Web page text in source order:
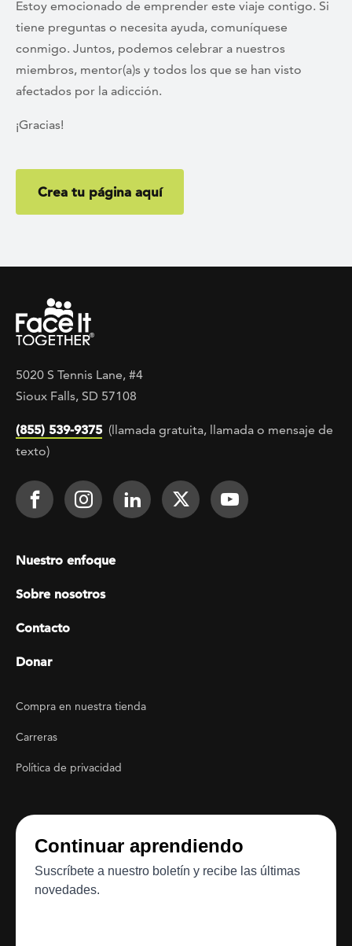
Estoy emocionado de emprender este viaje contigo. Si
tiene preguntas o necesita ayuda, comuníquese
conmigo. Juntos, podemos celebrar a nuestros
miembros, mentor(a)s y todos los que se han visto
afectados por la adicción.
¡Gracias!
Crea tu página aquí
5020 S Tennis Lane, #4
Sioux Falls, SD 57108
(855) 539-9375 (llamada gratuita, llamada o mensaje de
texto)
Footer Social
Face It TOGETHER on Facebook
Face It TOGETHER on
Face It TOGETHER on
Face ItFace It
Footer menu
Nuestro enfoque
Sobre nosotros
Contacto
Donar
Footer Utility
Compra en nuestra tienda
Carreras
Política de privacidad